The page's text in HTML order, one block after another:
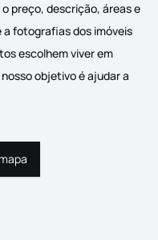
preço, descrição, áreas e
fotografias dos imóveis
escolhem viver em
objetivo é ajudar a
mapa